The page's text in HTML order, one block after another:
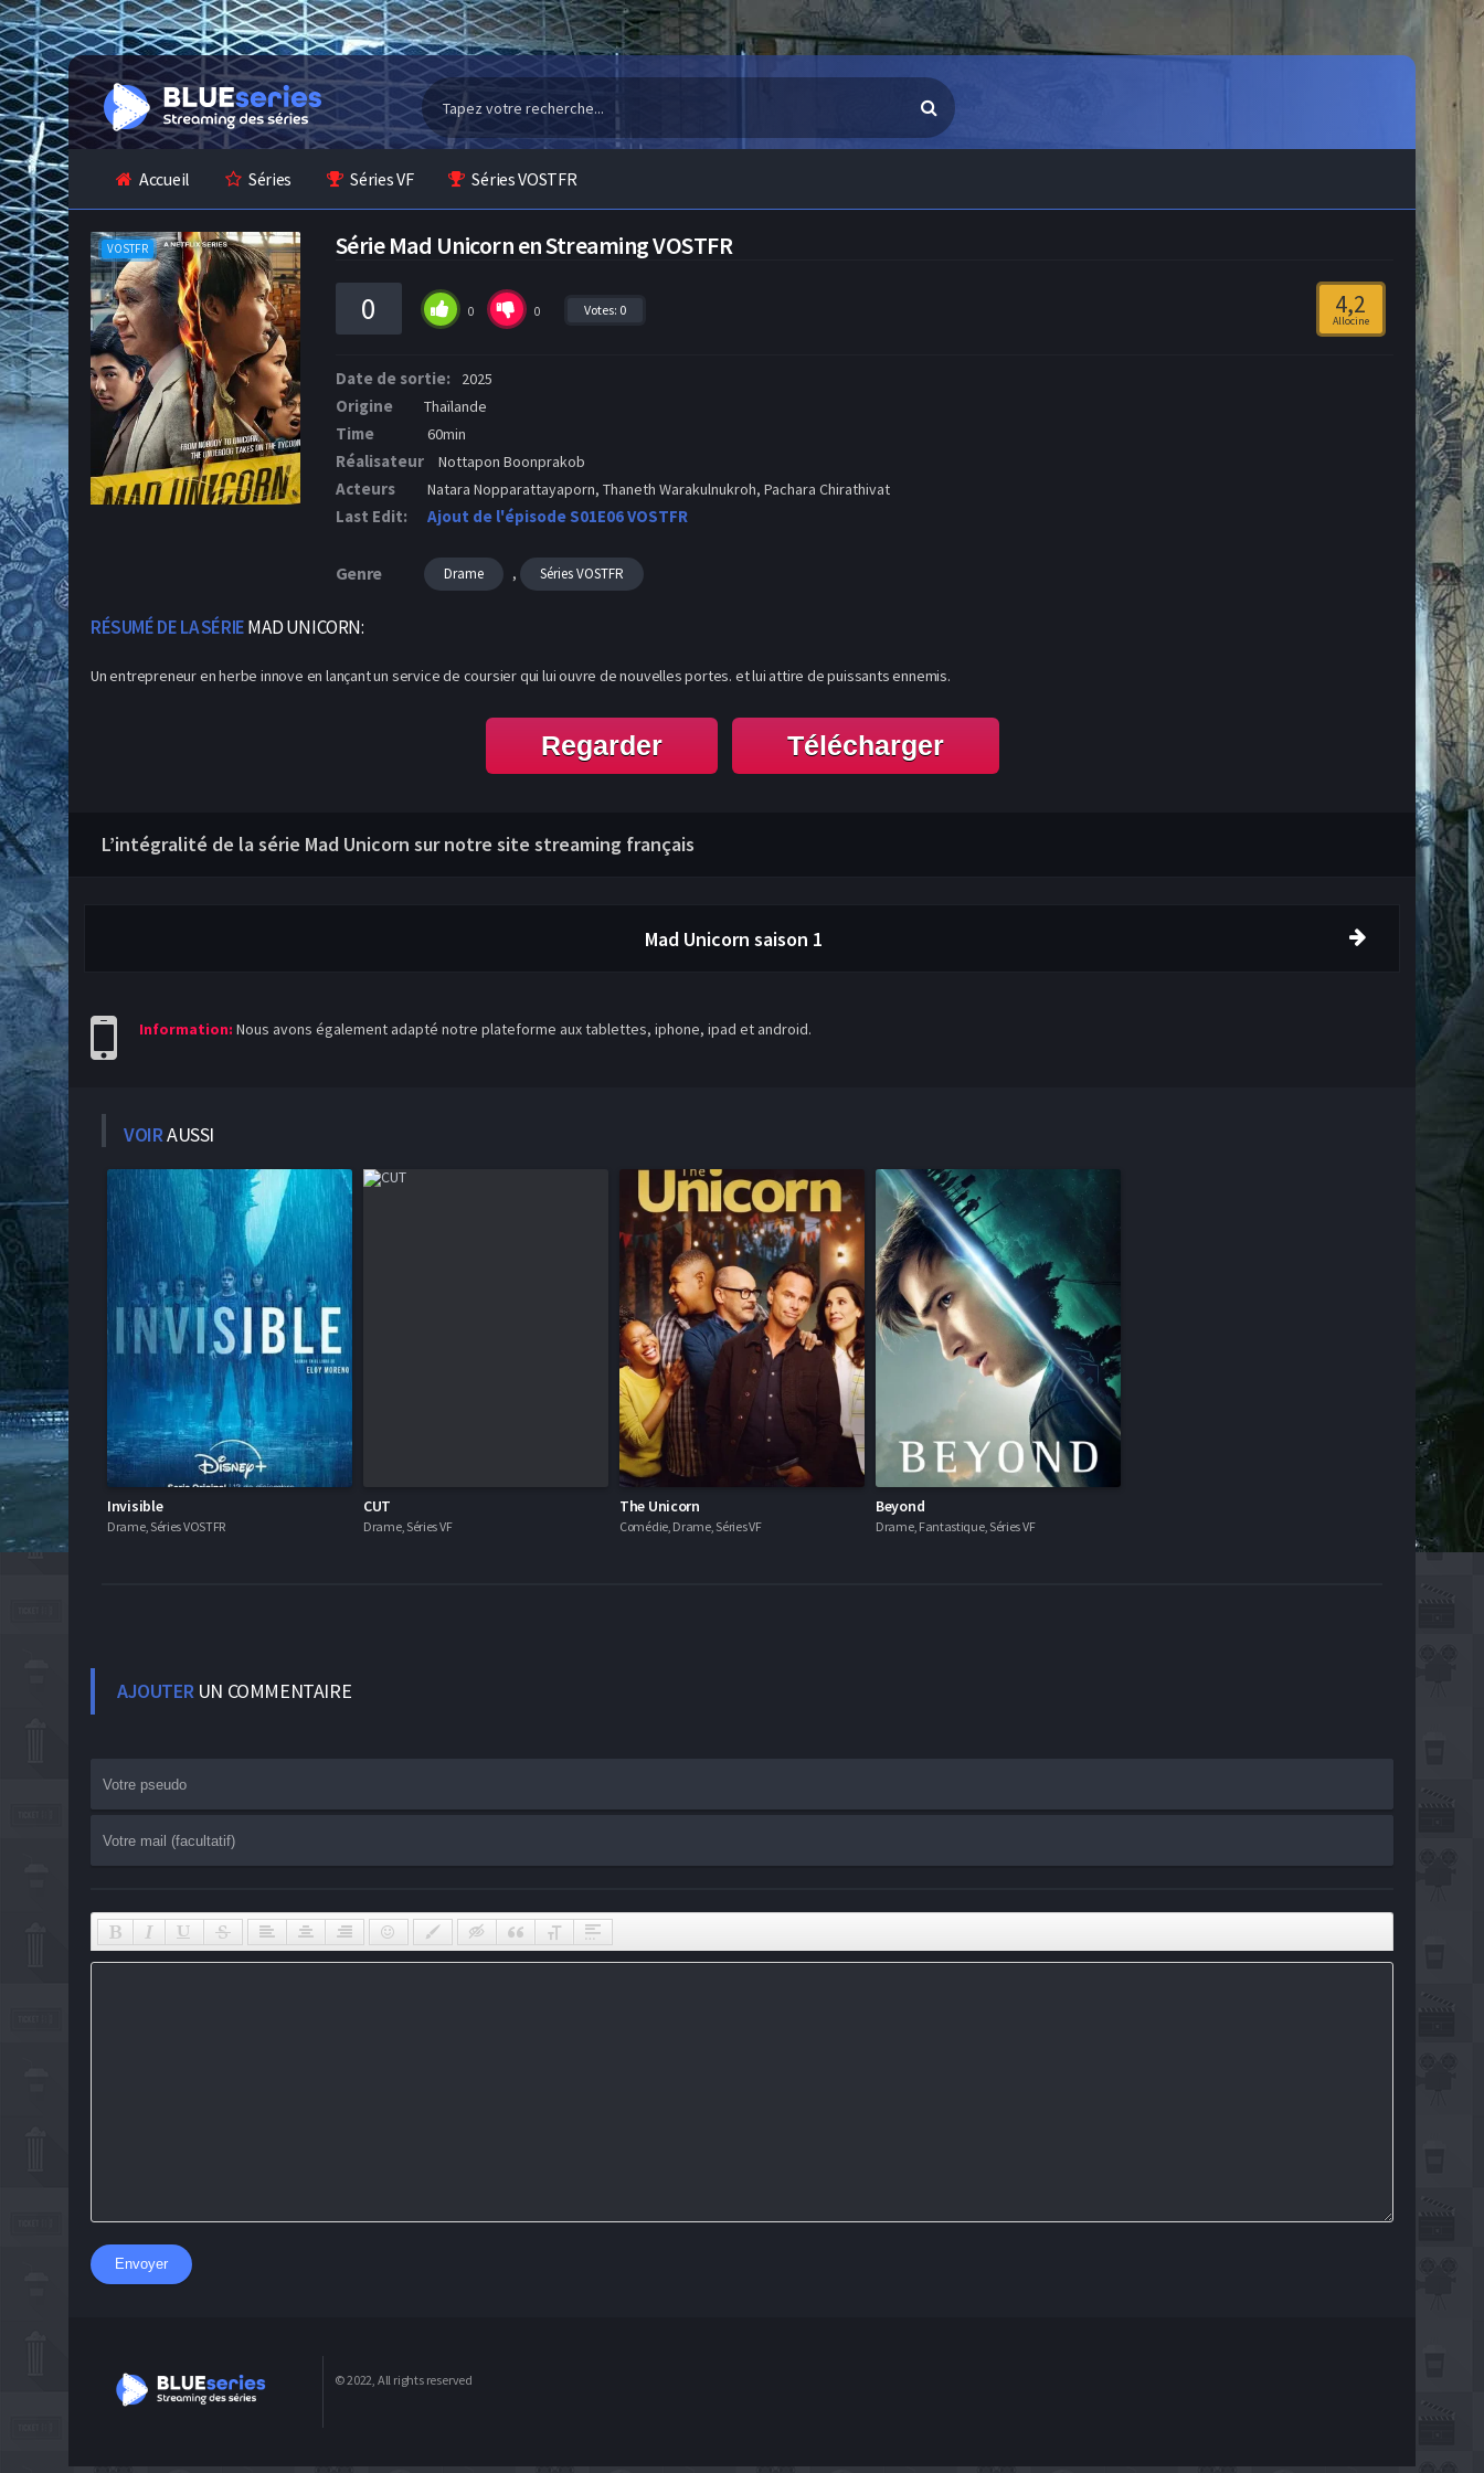
Accueil Séries Séries VF Séries VOSTFR
VOSTFR Série Mad Unicorn en Streaming VOSTFR
0 0 0 Votes: 0 4,2
Allocine
Date de sortie: 2025
Origine Thaïlande
Time 60min
Réalisateur Nottapon Boonprakob
Acteurs Natara Nopparattayaporn, Thaneth Warakulnukroh, Pachara Chirathivat
Last Edit: Ajout de l'épisode S01E06 VOSTFR
Genre Drame , Séries VOSTFR
RÉSUMÉ DE LA SÉRIEMAD UNICORN:
Un entrepreneur en herbe innove en lançant un service de coursier qui lui ouvre de nouvelles portes. et lui attire de puissants ennemis.
Regarder Télécharger
L’intégralité de la série Mad Unicorn sur notre site streaming français
Mad Unicorn saison 1
Information: Nous avons également adapté notre plateforme aux tablettes, iphone, ipad et android.
VOIRAUSSI
Invisible
Drame, Séries VOSTFR
CUT
Drame, Séries VF
The Unicorn
Comédie, Drame, Séries VF
Beyond
Drame, Fantastique, Séries VF
AJOUTERUN COMMENTAIRE
Envoyer
© 2022, All rights reserved